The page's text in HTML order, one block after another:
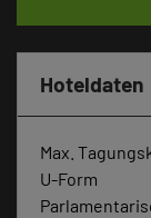
Hoteldaten
Max.
U-Form